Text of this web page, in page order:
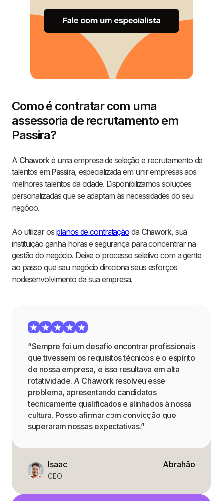
Como é contratar com uma
assessoria de recrutamento em
Passira?
A Chaworké uma empresa de seleção e recrutamento de
talentos em Passira, especializada em unir empresas aos
melhores talentos da cidade. Disponibilizamos soluções
personalizadas que se adaptam às necessidades do seu
negócio.
Ao utilizar os planos de contratação da Chawork, sua
instituição ganha horas e segurança para concentrar na
gestão do negócio. Deixe o processo seletivo com a gente
ao passo que seu negócio direciona seus esforços
nodesenvolvimento da sua empresa.
“Sempre foi um desafio encontrar profissionais
que tivessem os requisitos técnicos e o espírito
de nossa empresa, e isso resultava em alta
rotatividade. A Chawork resolveu esse
problema, apresentando candidatos
tecnicamente qualificados e alinhados à nossa
cultura. Posso afirmar com convicção que
superaram nossas expectativas.”
Isaac
CEO
Abrahão